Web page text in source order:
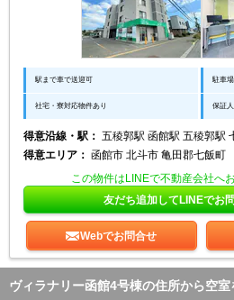
駅まで車で送迎可 駐車
社宅・寮対応物件あり 保証
得意沿線・駅： 五稜郭駅 函館駅 五稜郭駅
得意エリア： 函館市 北斗市 亀田郡七飯町
この物件はLINEで不動産会社へ
友だち追加してLINEでお
Webでお問合せ
ヴィラナリー函館4号棟の住所から空室